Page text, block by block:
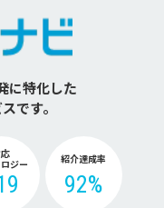
に特化した
です。
ジー
紹介達成率
92%